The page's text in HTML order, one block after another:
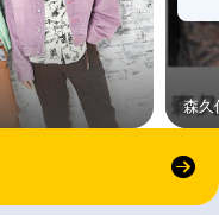
森久